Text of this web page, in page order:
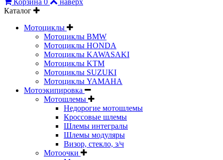
Каталог
Мотоциклы
Мотоциклы BMW
Мотоциклы HONDA
Мотоциклы KAWASAKI
Мотоциклы KTM
Мотоциклы SUZUKI
Мотоциклы YAMAHA
Мотоэкипировка
Мотошлемы
Недорогие мотошлемы
Кроссовые шлемы
Шлемы интегралы
Шлемы модуляры
Визор, стекло, з/ч
Мотоочки